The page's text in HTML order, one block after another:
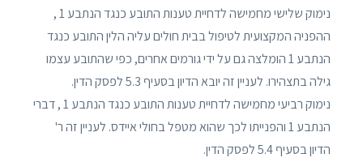
נימוק שלישי מחמישה לדחיית טענות התובע כנגד הנתבע 1 ,
ההפניה המקצועית לטיפול בבית חולים עליה הלין התובע כנגד
הנתבע 1 הומלצה גם על ידי גורמים אחרים, כפי שהתובע עצמו
גילה בתצהירו. לעניין זה יובא הדיון בסעיף 5.3 לפסק הדין.
נימוק רביעי מחמישה לדחיית טענות התובע כנגד הנתבע 1 , דברי
הנתבע 1 והפנייתו לכך שהוא מטפל בחולי איידס. לעניין זה ר'
הדיון בסעיף 5.4 לפסק הדין.